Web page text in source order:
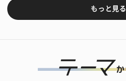
もっと見る